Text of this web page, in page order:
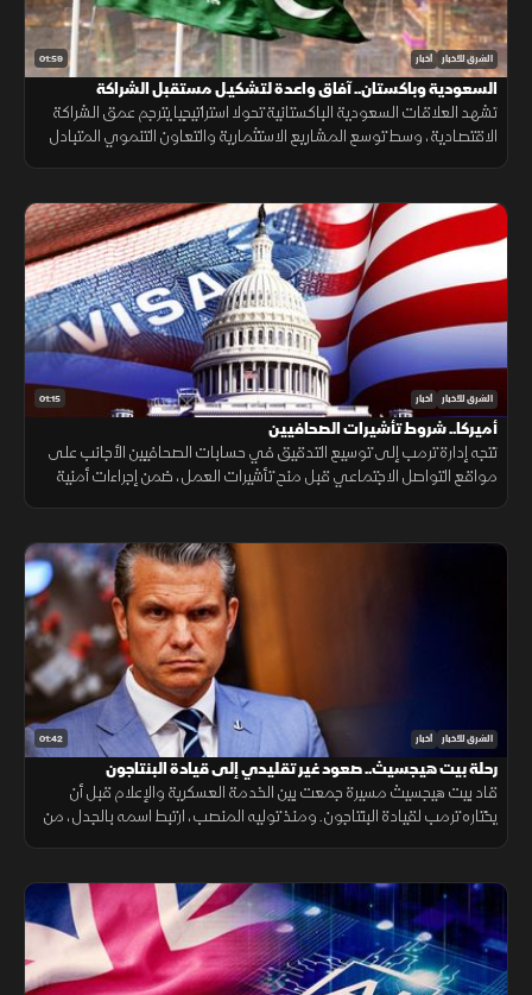
01:59 الشرق للأخبار أخبار
السعودية وباكستان.. آفاق واعدة لتشكيـل مستقبل الشراكة
الاقتصادية
تشهد العلاقات السعودية الباكستانية تحولا استراتيجيا يترجم عمق الشراكة
الاقتصادية، وسط توسع المشاريع الاستثمارية والتعاون التنموي المتبادل
01:15 الشرق للأخبار أخبار
أميركا.. شروط تأشيرات الصحافيين
تتجه إدارة ترمب إلى توسيع التدقيق في حسابات الصحافيين الأجانب على
مواقع التواصل الاجتماعي قبل منح تأشيرات العمل، ضمن إجراءات أمنية
01:42 الشرق للأخبار أخبار
رحلة بيت هيجسيث.. صعود غير تقليدي إلى قيادة البنتاجون
قاد بيت هيجسيث مسيرة جمعت بين الخدمة العسكرية والإعلام قبل أن
يختاره ترمب لقيادة البنتاجون. ومنذ توليه المنصب، ارتبط اسمه بالجدل، من